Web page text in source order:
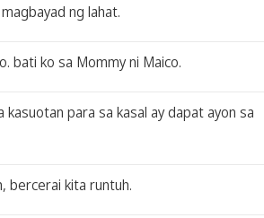
ng lahat.
bati ko sa Mommy ni Maico.
kasuotan para sa kasal ay dapat ayon sa
bercerai kita runtuh.